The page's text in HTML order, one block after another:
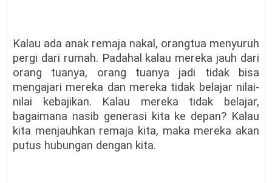
Kalau ada anak remaja nakal, orangtua menyuruh
pergi dari rumah. Padahal kalau mereka jauh dari
orang tuanya, orang tuanya jadi tidak bisa
mengajari mereka dan mereka tidak belajar nilai-
nilai kebajikan. Kalau mereka tidak belajar,
bagaimana nasib generasi kita ke depan? Kalau
kita menjauhkan remaja kita, maka mereka akan
putus hubungan dengan kita.